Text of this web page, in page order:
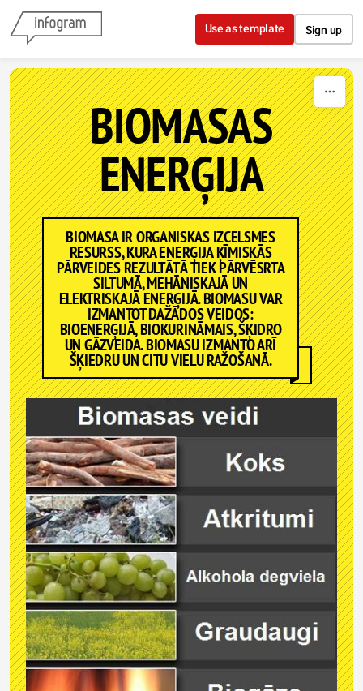
Skip to content
Use as template Sign up
BIOMASAS
ENERĢIJA
BIOMASA IR ORGANISKAS IZCELSMES
RESURSS, KURA ENERĢIJA ĶĪMISKĀS
PĀRVEIDES REZULTĀTĀ TIEK PĀRVĒSRTA
SILTUMĀ, MEHĀNISKAJĀ UN
ELEKTRISKAJĀ ENERĢIJĀ. BIOMASU VAR
IZMANTOT DAŽĀDOS VEIDOS:
BIOENERĢIJĀ, BIOKURINĀMAIS, ŠĶIDRO
UN GĀZVEIDA. BIOMASU IZMANTO ARĪ
ŠĶIEDRU UN CITU VIELU RAŽOŠANĀ.